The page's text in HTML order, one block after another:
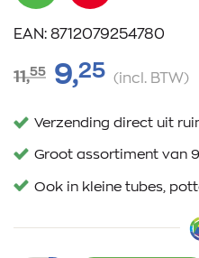
EAN: 8712079254780
11,55 9,25 (incl. BTW)
Verzending direct uit
Groot assortiment van
Ook in kleine tubes,